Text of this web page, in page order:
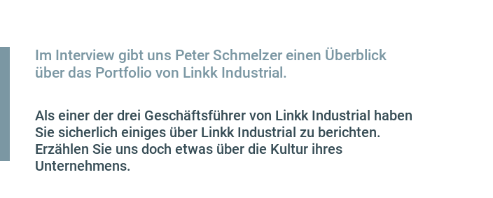
Im Interview gibt uns Peter Schmelzer einen Überblick
über das Portfolio von Linkk Industrial.
Als einer der drei Geschäftsführer von Linkk Industrial haben
Sie sicherlich einiges über Linkk Industrial zu berichten.
Erzählen Sie uns doch etwas über die Kultur ihres
Unternehmens.